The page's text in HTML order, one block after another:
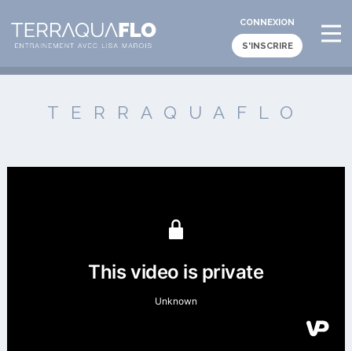
CONNEXION
S'INSCRIRE
TERRAQUAFLO